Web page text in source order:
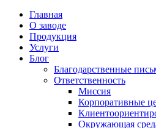
Главная
О заводе
Продукция
Услуги
Блог
Благодарственные
Ответственность
Миссия
Корпоративные
Окружающая